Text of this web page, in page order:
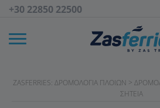
+30 22850 22500
ZASFERRIES: ΔΡΟΜΟΛΌΓΙΑ ΠΛΟΊΩΝ >
ΣΗΤΕΊΑ